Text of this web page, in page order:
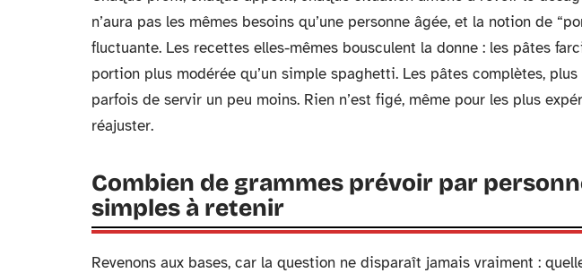
n’aura pas les mêmes besoins qu’une personne âgée, et la notion de
fluctuante. Les recettes elles-mêmes bousculent la donne : les pâtes
portion plus modérée qu’un simple spaghetti. Les pâtes complètes,
parfois de servir un peu moins. Rien n’est figé, même pour les plus
réajuster.
Combien de grammes prévoir par
simples à retenir
Revenons aux bases, car la question ne disparaît jamais vraiment :